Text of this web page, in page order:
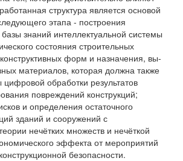
структура является основой
этапа - по­строения
знаний интеллектуальной системы
состояния строительных
форм и назначения, вы­
материалов, которая должна также
обработки результатов
повреждений конструкций;
и определения остаточного
зданий и сооружений с
нечётких множеств и нечёткой
эффекта от ме­роприятий
безопасности.